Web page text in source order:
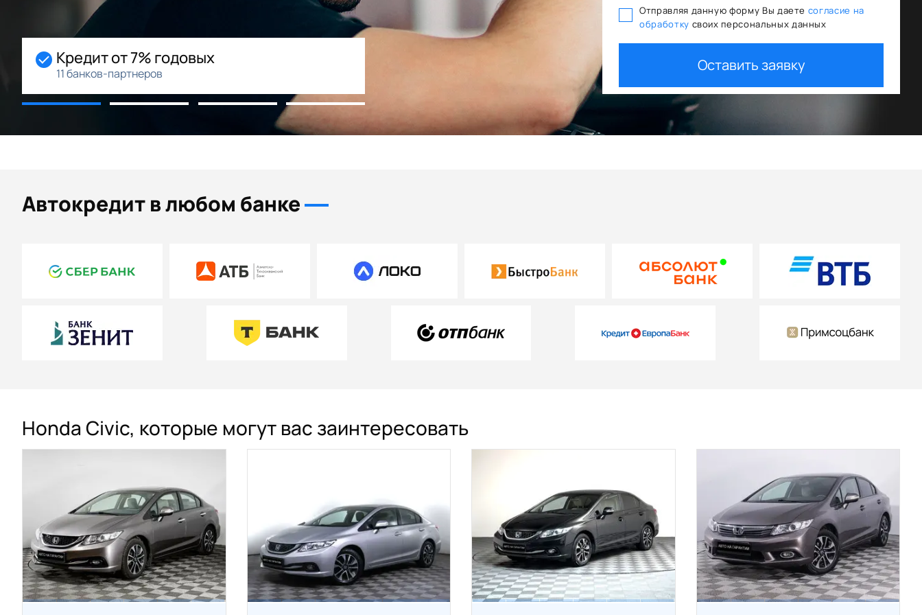
Кредит от 7% годовых
11 банков-партнеров
Отправляя данную форму Вы даете согласие на
обработку своих персональных данных
Оставить заявку
Автокредит в любом банке
Honda Civic, которые могут вас заинтересовать